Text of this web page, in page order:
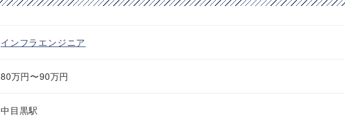
インフラエンジニア
80万円〜90万円
中目黒駅